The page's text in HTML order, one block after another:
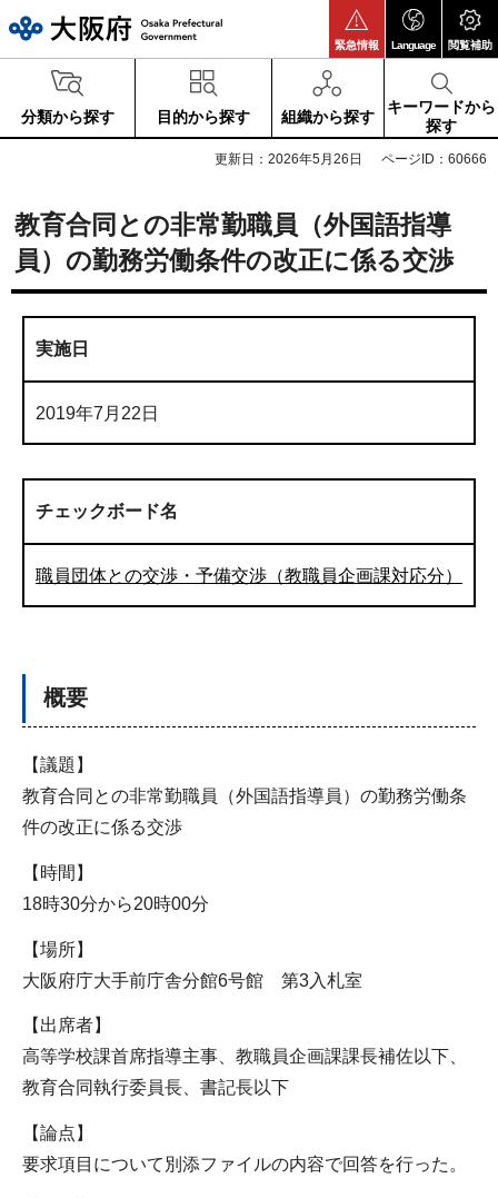
緊急情報 Language 閲覧補助
分類から探す 目的から探す 組織から探す
キーワードから
探す
更新日：2026年5月26日 ページID：60666
教育合同との非常勤職員（外国語指導
員）の勤務労働条件の改正に係る交渉
実施日
2019年7月22日
チェックボード名
職員団体との交渉・予備交渉（教職員企画課対応分）
概要
【議題】
教育合同との非常勤職員（外国語指導員）の勤務労働条
件の改正に係る交渉
【時間】
18時30分から20時00分
【場所】
大阪府庁大手前庁舎分館6号館 第3入札室
【出席者】
高等学校課首席指導主事、教職員企画課課長補佐以下、
教育合同執行委員長、書記長以下
【論点】
要求項目について別添ファイルの内容で回答を行った。